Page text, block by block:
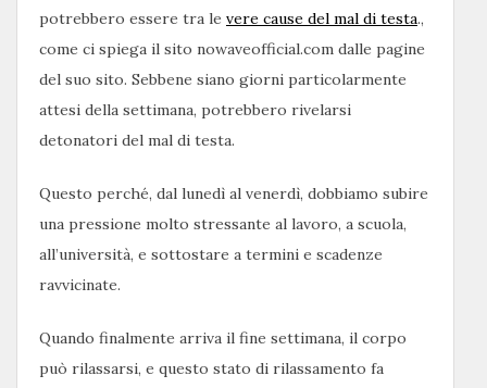
potrebbero essere tra le vere cause del mal di testa.,
come ci spiega il sito nowaveofficial.com dalle pagine
del suo sito. Sebbene siano giorni particolarmente
attesi della settimana, potrebbero rivelarsi
detonatori del mal di testa.
Questo perché, dal lunedì al venerdì, dobbiamo subire
una pressione molto stressante al lavoro, a scuola,
all’università, e sottostare a termini e scadenze
ravvicinate.
Quando finalmente arriva il fine settimana, il corpo
può rilassarsi, e questo stato di rilassamento fa